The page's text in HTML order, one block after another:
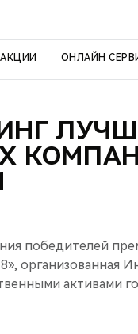
АКЦИИ ОНЛАЙН
победителей
организованная
активами